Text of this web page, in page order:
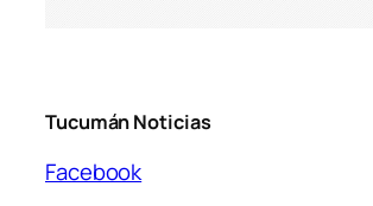
Tucumán Noticias
Facebook